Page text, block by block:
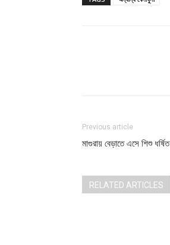
Previous article
মাগুরায় বেড়াতে এসে শিশু ধর্ষিত
RELATED ARTICLES